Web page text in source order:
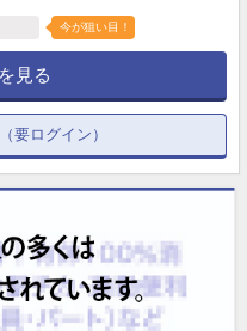
今が狙い目！
見る
要ログイン）